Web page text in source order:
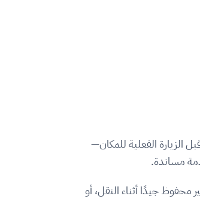
الفعلية للمكان—
مساندة.
جيدًا أثناء النقل، أو